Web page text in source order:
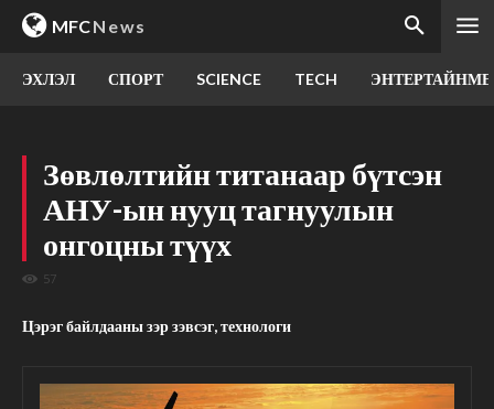
MFCNews
ЭХЛЭЛ СПОРТ SCIENCE TECH
Зөвлөлтийн титанаар бүтсэн
АНУ-ын нууц тагнуулын
онгоцны түүх
57
Цэрэг байлдааны зэр зэвсэг, технологи